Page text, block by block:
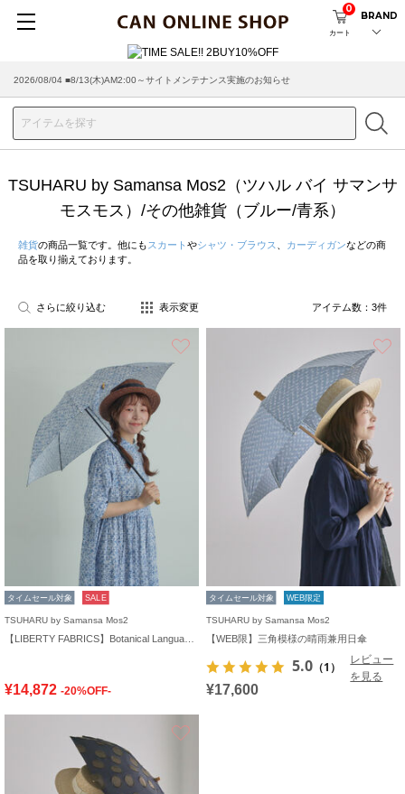
カート
0
BRAND
2026/08/04 ■8/13(木)AM2:00～サイトメンテナンス実施のお知らせ
TSUHARU by Samansa Mos2（ツハル バイ サマンサ
モスモス）/その他雑貨（ブルー/青系）
雑貨の商品一覧です。他にも スカート やシャツ・ブラウス カーディガンなどの商
品を取り揃えております。
さらに絞り込む 表示変更 アイテム数： 3件
タイムセール対象 SALE
TSUHARU by Samansa Mos2
¥14,872 -20%OFF-
タイムセール対象 WEB限定
TSUHARU by Samansa Mos2
【WEB限】三角模様の晴雨兼用日傘
5.0 （1）
レビュー
を見る
¥17,600